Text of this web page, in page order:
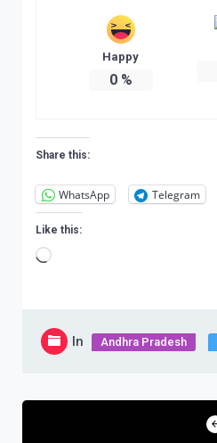
Happy
0%
Share this:
WhatsApp Telegram
Like this:
Loading…
In Andhra Pradesh
Post